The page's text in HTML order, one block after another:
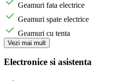
Geamuri fata electrice
Geamuri spate electrice
Geamuri cu tenta
Vezi mai mult
Electronice si asistenta